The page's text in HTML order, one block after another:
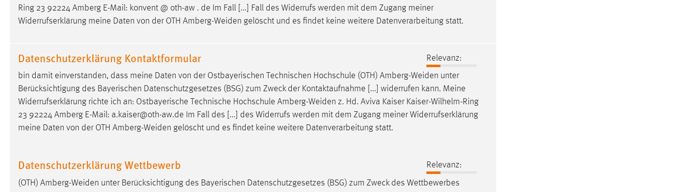
Ring 23 92224 Amberg E-Mail: konvent @ oth-aw . de Im Fall [...] Fall des Widerrufs werden mit dem Zugang meiner
Widerrufserklärung meine Daten von der OTH Amberg-Weiden gelöscht und es findet keine weitere Datenverarbeitung statt.
Datenschutzerklärung Kontaktformular
Relevanz:
bin damit einverstanden, dass meine Daten von der Ostbayerischen Technischen Hochschule (OTH) Amberg-Weiden unter
Berücksichtigung des Bayerischen Datenschutzgesetzes (BSG) zum Zweck der Kontaktaufnahme [...] widerrufen kann. Meine
Widerrufserklärung richte ich an: Ostbayerische Technische Hochschule Amberg-Weiden z. Hd. Aviva Kaiser Kaiser-Wilhelm-Ring
23 92224 Amberg E-Mail: a.kaiser@oth-aw.de Im Fall des [...] des Widerrufs werden mit dem Zugang meiner Widerrufserklärung
meine Daten von der OTH Amberg-Weiden gelöscht und es findet keine weitere Datenverarbeitung statt.
Datenschutzerklärung Wettbewerb
Relevanz:
(OTH) Amberg-Weiden unter Berücksichtigung des Bayerischen Datenschutzgesetzes (BSG) zum Zweck des Wettbewerbes